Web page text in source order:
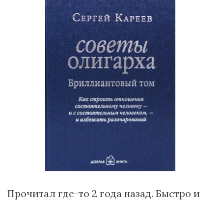
Прочитал где-то 2 года назад. Быстро и